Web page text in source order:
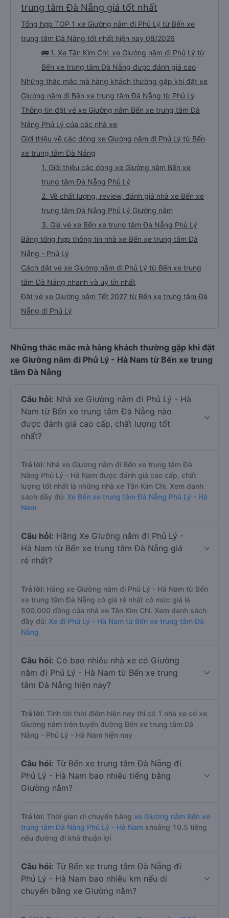
đông và tôi phải ngồi trên một chiếc ghế nhựa ở lối đi giữa, điều này không lý
tưởng. Nhìn chung: Mặc dù có một vài bất tiện nhỏ, tôi đã có trải nghiệm
dụng ở Việt Nam. Sự sạch sẽ, thoải mái và yên tĩnh tạo nên sự khác biệt
đáng kể và tôi sẽ giới thiệu dịch vụ này cho bất kỳ ai đi tuyến đường này.
trung tâm Đà Nẵng giá tốt nhất
Tổng hợp TOP 1 xe Giường nằm đi Phủ Lý từ Bến xe
trung tâm Đà Nẵng tốt nhất hiện nay 08/2026
🚌 1. Xe Tân Kim Chi: xe Giường nằm đi Phủ Lý từ
Bến xe trung tâm Đà Nẵng được đánh giá cao
Những thắc mắc mà hàng khách thường gặp khi đặt xe
Giường nằm đi Bến xe trung tâm Đà Nẵng từ Phủ Lý
Thông tin đặt vé xe Giường nằm Bến xe trung tâm Đà
Nẵng Phủ Lý của các nhà xe
Giới thiệu về các dòng xe Giường nằm đi Phủ Lý từ Bến
xe trung tâm Đà Nẵng
1. Giới thiệu các dòng xe Giường nằm Bến xe
trung tâm Đà Nẵng Phủ Lý
2. Về chất lượng, review, đánh giá nhà xe Bến xe
trung tâm Đà Nẵng Phủ Lý Giường nằm
3. Giá vé xe Bến xe trung tâm Đà Nẵng Phủ Lý
Bảng tổng hợp thông tin nhà xe Bến xe trung tâm Đà
Nẵng - Phủ Lý
Cách đặt vé xe Giường nằm đi Phủ Lý từ Bến xe trung
tâm Đà Nẵng nhanh và uy tín nhất
Đặt vé xe Giường nằm Tết 2027 từ Bến xe trung tâm Đà
Nẵng đi Phủ Lý
Những thắc mắc mà hàng khách thường gặp khi đặt
xe Giường nằm đi Phủ Lý - Hà Nam từ Bến xe trung
tâm Đà Nẵng
Câu hỏi: Nhà xe Giường nằm đi Phủ Lý - Hà
Nam từ Bến xe trung tâm Đà Nẵng nào
được đánh giá cao cấp, chất lượng tốt
nhất?
Trả lời: Nhà xe Giường nằm đi Bến xe trung tâm Đà
Nẵng Phủ Lý - Hà Nam được đánh giá cao cấp, chất
lượng tốt nhất là những nhà xe Tân Kim Chi. Xem danh
sách đầy đủ: Xe Bến xe trung tâm Đà Nẵng Phủ Lý - Hà
Nam
Câu hỏi: Hãng Xe Giường nằm đi Phủ Lý -
Hà Nam từ Bến xe trung tâm Đà Nẵng giá
rẻ nhất?
Trả lời: Hãng xe Giường nằm đi Phủ Lý - Hà Nam từ Bến
xe trung tâm Đà Nẵng có giá rẻ nhất có mức giá là
500.000 đồng của nhà xe Tân Kim Chi. Xem danh sách
đầy đủ: Xe đi Phủ Lý - Hà Nam từ Bến xe trung tâm Đà
Nẵng
Câu hỏi: Có bao nhiêu nhà xe có Giường
nằm đi Phủ Lý - Hà Nam từ Bến xe trung
tâm Đà Nẵng hiện nay?
Trả lời: Tính tới thời điểm hiện nay thì có 1 nhà xe có xe
Giường nằm trên tuyến đường Bến xe trung tâm Đà
Nẵng - Phủ Lý - Hà Nam hiện nay
Câu hỏi: Từ Bến xe trung tâm Đà Nẵng đi
Phủ Lý - Hà Nam bao nhiêu tiếng bằng
Giường nằm?
Trả lời: Thời gian di chuyển bằng xe Giường nằm Bến xe
trung tâm Đà Nẵng Phủ Lý - Hà Nam khoảng 10.5 tiếng
nếu đường đi khá thuận lợi
Câu hỏi: Từ Bến xe trung tâm Đà Nẵng đi
Phủ Lý - Hà Nam bao nhiêu km nếu di
chuyển bằng xe Giường nằm?